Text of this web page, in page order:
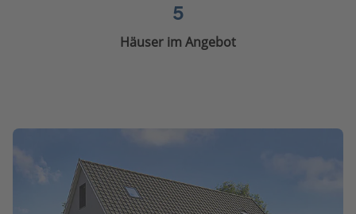
5
Häuser im Angebot